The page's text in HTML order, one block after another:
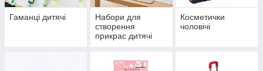
Гаманці дитячі
Набори для
створення
прикрас дитячі
Косметички
чоловічі